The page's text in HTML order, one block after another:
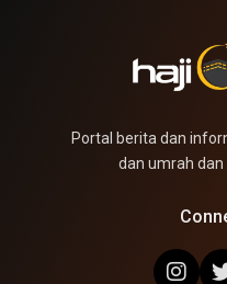
Portal berita dan
dan umrah dan